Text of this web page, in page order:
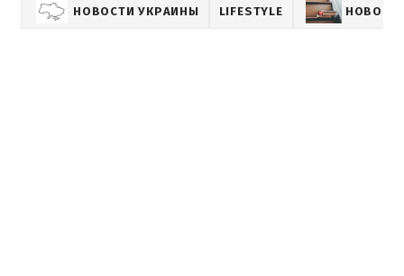
НОВОСТИ УКРАИНЫ LIFESTYLE